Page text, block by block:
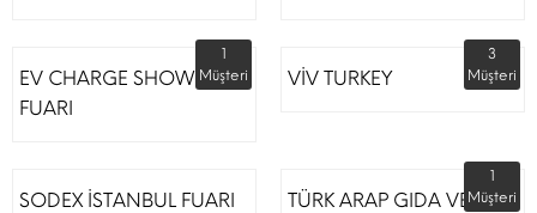
EV CHARGE SHOW
FUARI
1
Müşteri
VİV TURKEY
3
Müşteri
SODEX İSTANBUL FUARI
TÜRK ARAP GIDA VE
1
Müşteri